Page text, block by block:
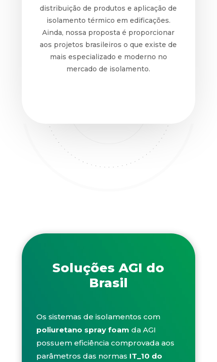
distribuição de produtos e aplicação de
isolamento térmico em edificações.
Ainda, nossa proposta é proporcionar
aos projetos brasileiros o que existe de
mais especializado e moderno no
mercado de isolamento.
Soluções AGI do
Brasil
Os sistemas de isolamentos com
poliuretano spray foam da AGI
possuem eficiência comprovada aos
parâmetros das normas IT_10 do